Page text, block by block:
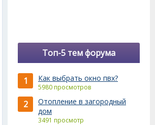
Топ-5 тем форума
1 Как выбрать окно пвх?
5980 просмотров
2
Отопление в загородный
дом
3491 просмотр